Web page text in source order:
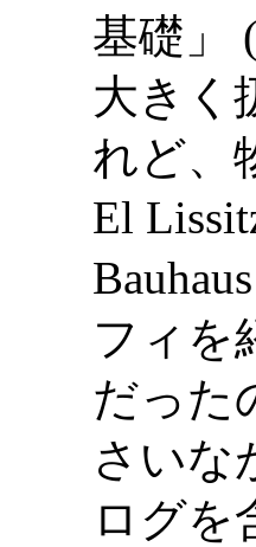
基礎」
大きく
れど、
El
フィを
だった
さいな
ログを